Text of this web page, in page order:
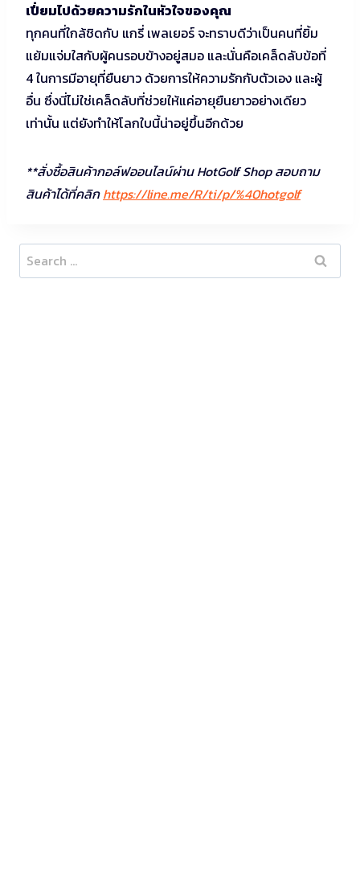
เปี่ยมไปด้วยความรักในหัวใจของคุณ
ทุกคนที่ใกล้ชิดกับ แกรี่ เพลเยอร์ จะทราบดีว่าเป็นคนที่ยิ้ม
แย้มแจ่มใสกับผู้คนรอบข้างอยู่สมอ และนั่นคือเคล็ดลับข้อที่
4 ในการมีอายุที่ยืนยาว ด้วยการให้ความรักกับตัวเอง และผู้
อื่น ซึ่งนี่ไม่ใช่เคล็ดลับที่ช่วยให้แค่อายุยืนยาวอย่างเดียว
เท่านั้น แต่ยังทำให้โลกใบนี้น่าอยู่ขึ้นอีกด้วย
**สั่งซื้อสินค้ากอล์ฟออนไลน์ผ่าน HotGolf Shop สอบถาม
สินค้าได้ที่คลิกhttps://line.me/R/ti/p/%40hotgolf
Search
for: